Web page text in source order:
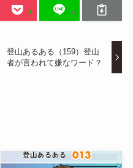
登山あるある（159）登山
者が言われて嫌なワード？